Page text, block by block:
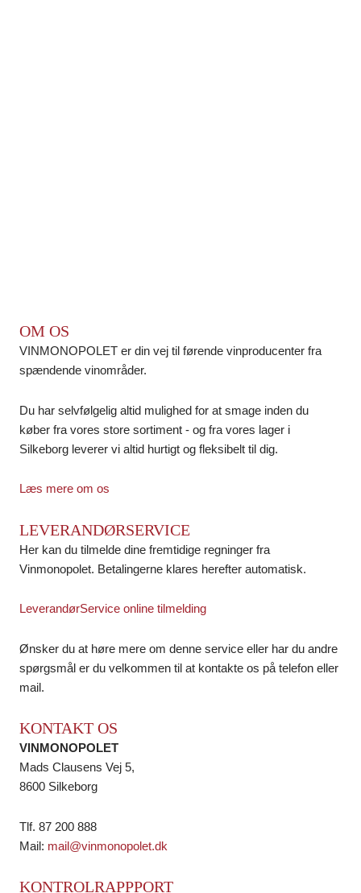
OM OS
VINMONOPOLET er din vej til førende vinproducenter fra
spændende vinområder.
Du har selvfølgelig altid mulighed for at smage inden du
køber fra vores store sortiment - og fra vores lager i
Silkeborg leverer vi altid hurtigt og fleksibelt til dig.
Læs mere om os
LEVERANDØRSERVICE
Her kan du tilmelde dine fremtidige regninger fra
Vinmonopolet. Betalingerne klares herefter automatisk.
LeverandørService online tilmelding
Ønsker du at høre mere om denne service eller har du andre
spørgsmål er du velkommen til at kontakte os på telefon eller
mail.
KONTAKT OS
VINMONOPOLET
Mads Clausens Vej 5,
8600 Silkeborg
Tlf. 87 200 888
Mail: mail@vinmonopolet.dk
KONTROLRAPPPORT